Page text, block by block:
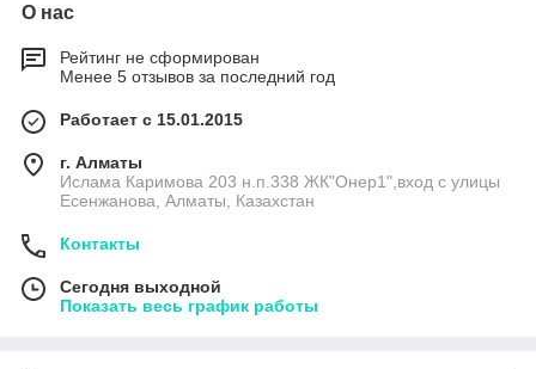
О нас
Рейтинг не сформирован
Менее 5 отзывов за последний год
Работает с 15.01.2015
г. Алматы
Ислама Каримова 203 н.п.338 ЖК"Онер1",вход с улицы
Есенжанова, Алматы, Казахстан
Контакты
Сегодня выходной
Показать весь график работы